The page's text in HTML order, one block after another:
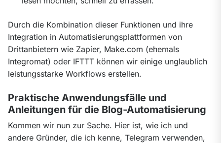
Durch die Kombination dieser Funktionen und ihre
Integration in Automatisierungsplattformen von
Drittanbietern wie Zapier, Make.com (ehemals
Integromat) oder IFTTT können wir einige unglaublich
leistungsstarke Workflows erstellen.
Praktische Anwendungsfälle und
Anleitungen für die Blog-Automatisierung
Kommen wir nun zur Sache. Hier ist, wie ich und
andere Gründer, die ich kenne, Telegram verwenden,